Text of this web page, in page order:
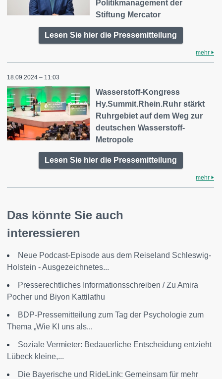
Politikmanagement der
Stiftung Mercator
Lesen Sie hier die Pressemitteilung
mehr
18.09.2024 – 11:03
Wasserstoff-Kongress
Hy.Summit.Rhein.Ruhr stärkt
Ruhrgebiet auf dem Weg zur
deutschen Wasserstoff-
Metropole
Lesen Sie hier die Pressemitteilung
mehr
Das könnte Sie auch
interessieren
Neue Podcast-Episode aus dem Reiseland Schleswig-
Holstein - Ausgezeichnetes...
Presserechtliches Informationsschreiben / Zu Amira
Pocher und Biyon Kattilathu
BDP-Pressemitteilung zum Tag der Psychologie zum
Thema „Wie KI uns als...
Soziale Vermieter: Bedauerliche Entscheidung entzieht
Lübeck kleine,...
Die Bayerische und RideLink: Gemeinsam für mehr